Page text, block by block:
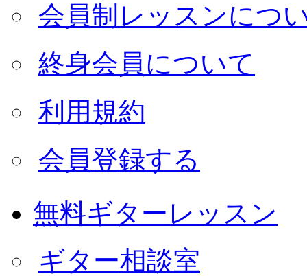
会員制レッスンにつ
終身会員について
利用規約
会員登録する
無料ギターレッスン
ギター相談室